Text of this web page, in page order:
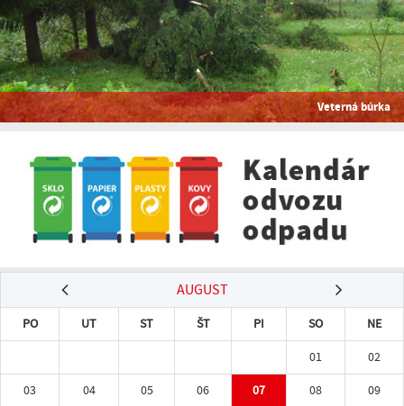
Veterná búrka
AUGUST
PO UT ST ŠT PI SO
NE
01
02
03
04 05 06 07 08
09